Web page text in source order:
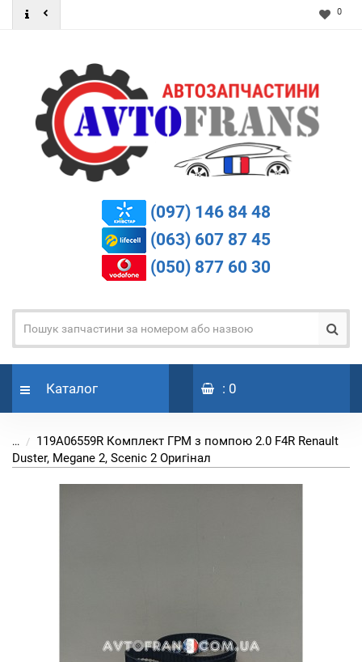
0
(097) 146 84 48
(063) 607 87 45
(050) 877 60 30
Каталог : 0
...
119A06559R Комплект ГРМ з помпою 2.0 F4R Renault
Duster, Megane 2, Scenic 2 Оригінал